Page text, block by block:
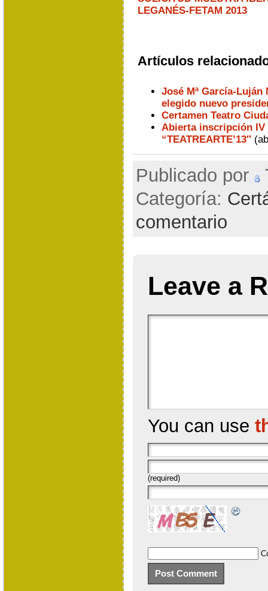
LEGANÉS-FETAM 2013
Artículos
José Mª García-
elegido nuevo
Certamen Teatro
Abierta inscripción IV
“TEATREARTE’13″
Publicado por
Categoría:
comentario
Leave a
You can use
(required)